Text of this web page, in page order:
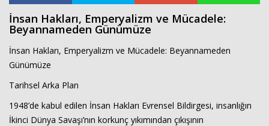
İnsan Hakları, Emperyalizm ve Mücadele:
Beyannameden Günümüze
İnsan Hakları, Emperyalizm ve Mücadele: Beyannameden
Günümüze
Tarihsel Arka Plan
1948’de kabul edilen İnsan Hakları Evrensel Bildirgesi, insanlığın
İkinci Dünya Savaşı’nın korkunç yıkımından çıkışının
VİDEO GALERİ
KÜNYE